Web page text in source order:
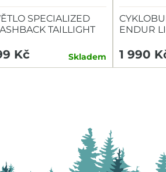
SPECIALIZED
TAILLIGHT
Kč Skladem
ENDUR
1 990